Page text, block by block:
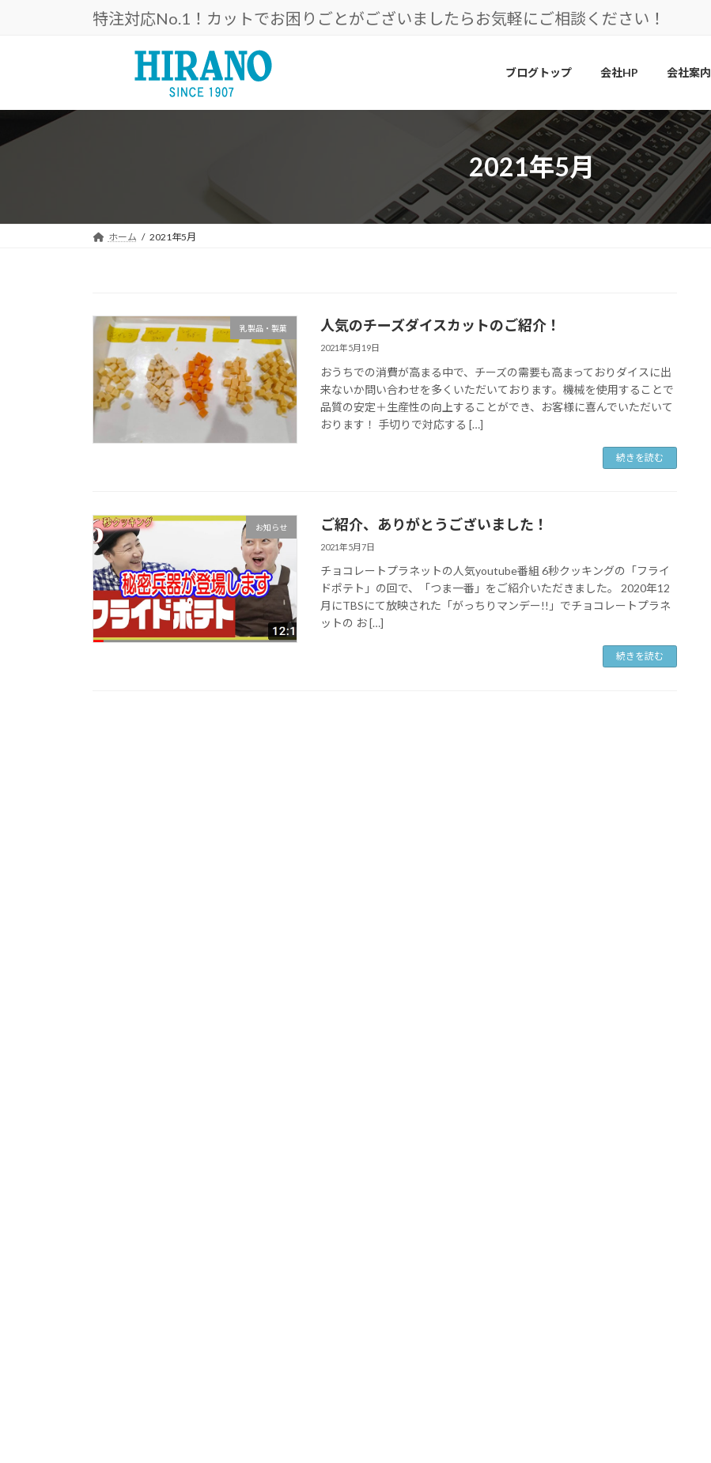
キ
に
特注対応No.1！カットでお困りごとがございましたらお気軽にご相談ください！
ブログトップ 会社HP 会社案内
2021年5月
ホーム 2021年5月
乳製品・製菓 人気のチーズダイスカットのご紹介！
2021年5月19日
おうちでの消費が高まる中で、チーズの需要も高まっておりダイスに出
来ないか問い合わせを多くいただいております。機械を使用することで
品質の安定＋生産性の向上することができ、お客様に喜んでいただいて
おります！ 手切りで対応する […]
続きを読む
お知らせ ご紹介、ありがとうございました！
2021年5月7日
チョコレートプラネットの人気youtube番組 6秒クッキングの「フライ
ドポテト」の回で、「つま一番」をご紹介いただきました。 2020年12
月にTBSにて放映された「がっちりマンデー!!」でチョコレートプラネ
ットの お […]
続きを読む